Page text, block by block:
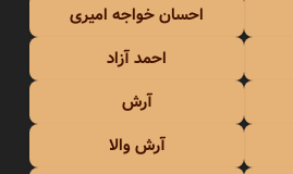
احسان خواجه امیری
احمد آزاد
آرش
آرش والا